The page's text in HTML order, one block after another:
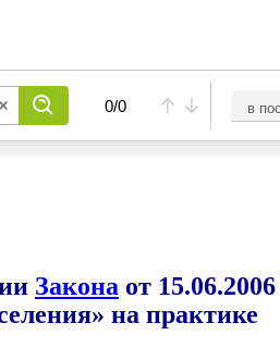
0/0
Закона от
на практике